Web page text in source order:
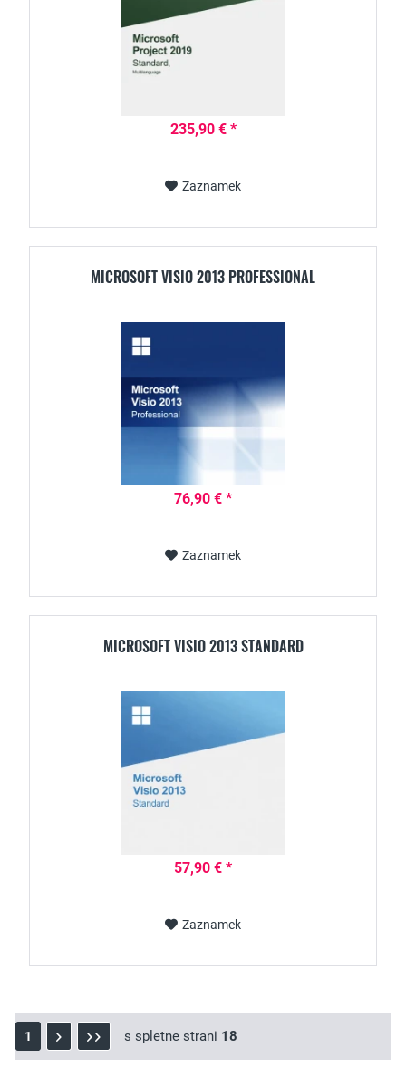
235,90 € *
Zaznamek
MICROSOFT VISIO 2013 PROFESSIONAL
76,90 € *
Zaznamek
MICROSOFT VISIO 2013 STANDARD
57,90 € *
Zaznamek
1 s spletne strani 18